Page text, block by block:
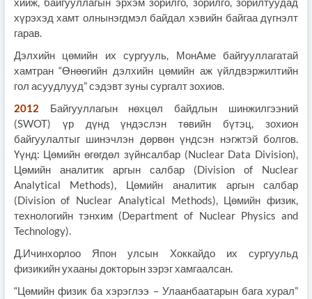
хүрэхэд хамт олнынэгдмэл байдал хэвийн байгаа дүгнэлт
гарав.
Дэлхийн цөмийн их сургууль, МонАме байгууллагатай
хамтран “Өнөөгийн дэлхийн цөмийн аж үйлдвэржилтийн
гол асуудлууд” сэдэвт зуны сургалт зохиов.
2012 Байгууллагын нөхцөл байдлын шинжилгээний
(SWOT) үр дүнд үндэслэн төвийн бүтэц, зохион
байгуулалтыг шинэчлэн дөрвөн үндсэн нэгжтэй болгов.
Үүнд: Цөмийн өгөгдөл зүйнсалбар (Nuclear Data Division),
Цөмийн аналитик аргын салбар (Division of Nuclear
Analytical Methods), Цөмийн аналитик аргын салбар
(Division of Nuclear Analytical Methods), Цөмийн физик,
технологийн тэнхим (Department of Nuclear Physics and
Technology).
Д.Ичинхорлоо Япон улсын Хоккайдо их сургуульд
физикийн ухааны докторын зэрэг хамгаалсан.
“Цөмийн физик ба хэрэглээ – Улаанбаатарын бага хурал”